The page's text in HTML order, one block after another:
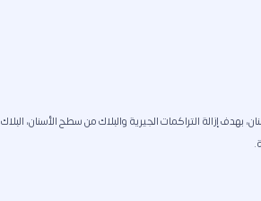
بهدف إزالة التراكمات الجيرية والبلاك من سطح الأسنان،